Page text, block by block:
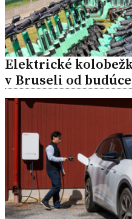
Elektrické
v Bruseli od